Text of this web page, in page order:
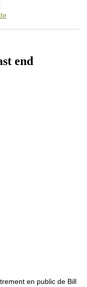
end
en public de Bill